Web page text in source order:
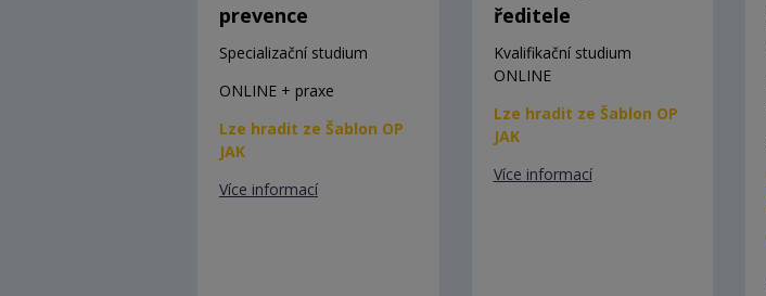
prevence
Specializační studium
ONLINE + praxe
Lze hradit ze Šablon OP
JAK
Více informací
ředitele
Kvalifikační studium
ONLINE
Lze hradit ze Šablon OP
JAK
Více informací